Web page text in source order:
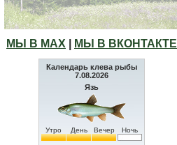
МЫ В МАХ МЫ В ВКОНТАКТЕ
Календарь клева рыбы
7.08.2026
Язь
Утро День Вечер Ночь